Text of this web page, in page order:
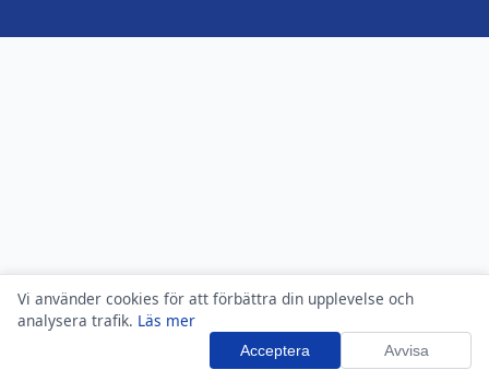
Vi använder cookies för att förbättra din upplevelse och
analysera trafik. Läs mer
Acceptera Avvisa